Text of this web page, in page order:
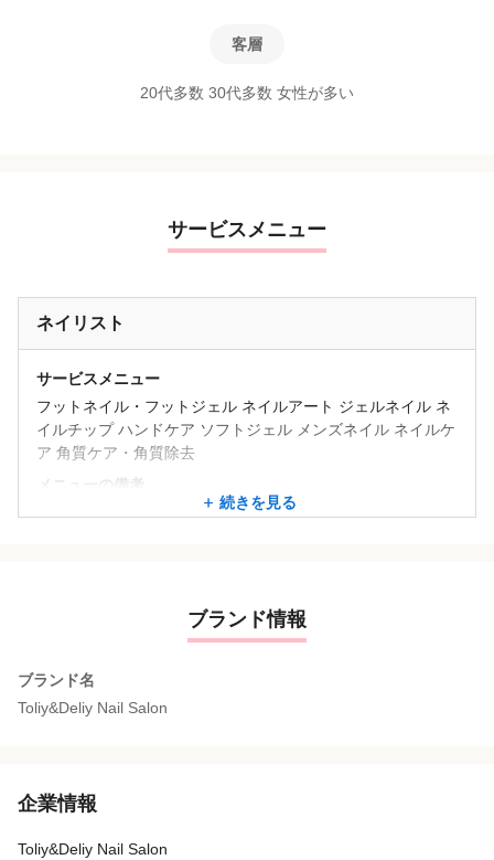
客層
20代多数 30代多数 女性が多い
サービスメニュー
ネイリスト
サービスメニュー
フットネイル・フットジェル ネイルアート ジェルネイル ネ
イルチップ ハンドケア ソフトジェル メンズネイル ネイルケ
ア 角質ケア・角質除去
メニューの備考
当店はお爪から指先まで綺麗に見える「美フォルム」を大切
続きを見る
ブランド情報
ブランド名
Toliy&Deliy Nail Salon
企業情報
Toliy&Deliy Nail Salon